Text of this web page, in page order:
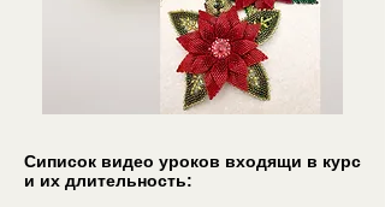
Сиписок видео уроков входящи в курс
и их длительность: